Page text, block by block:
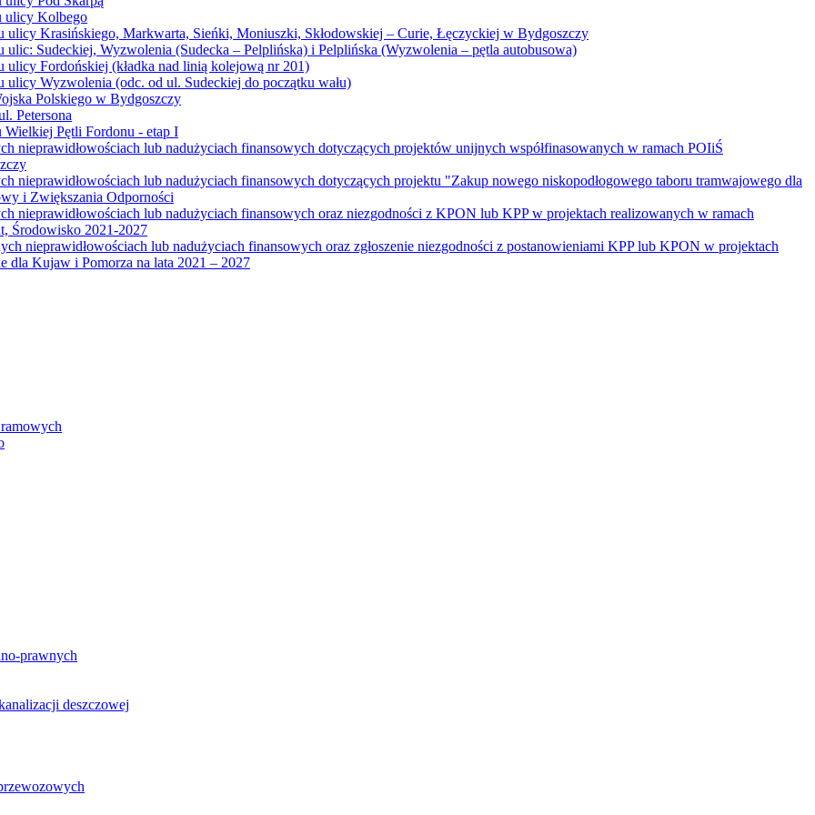
ulicy Kolbego
Krasińskiego, Markwarta, Sieńki, Moniuszki, Skłodowskiej – Curie, Łęczyckiej w Bydgoszczy
Sudeckiej, Wyzwolenia (Sudecka – Pelplińska) i Pelplińska (Wyzwolenia – pętla autobusowa)
Fordońskiej (kładka nad linią kolejową nr 201)
Wyzwolenia (odc. od ul. Sudeckiej do początku wału)
Polskiego w Bydgoszczy
Petersona
Pętli Fordonu - etap I
nieprawidłowościach lub nadużyciach finansowych dotyczących projektów unijnych współfinasowanych w ramach POIiŚ
nieprawidłowościach lub nadużyciach finansowych dotyczących projektu "Zakup nowego niskopodłogowego taboru tramwajowego dla
i Zwiększania Odporności
nieprawidłowościach lub nadużyciach finansowych oraz niezgodności z KPON lub KPP w projektach realizowanych w ramach
Środowisko 2021-2027
nieprawidłowościach lub nadużyciach finansowych oraz zgłoszenie niezgodności z postanowieniami KPP lub KPON w projektach
dla Kujaw i Pomorza na lata 2021 – 2027
prawnych
deszczowej